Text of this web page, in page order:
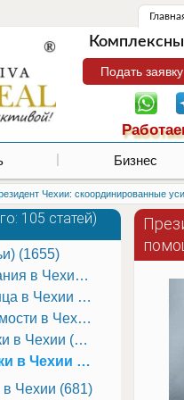
Подать
Бизнес
Чехии: скоординированные
105 статей)
Новости иностранца в Чехии (223)
в Чехии (681)
Новости недвижимости в Чехии (337)
Новости образования в Чехии (251)
Новости политики в Чехии (337)
(1655)
Новости экономики в Чехии (941)